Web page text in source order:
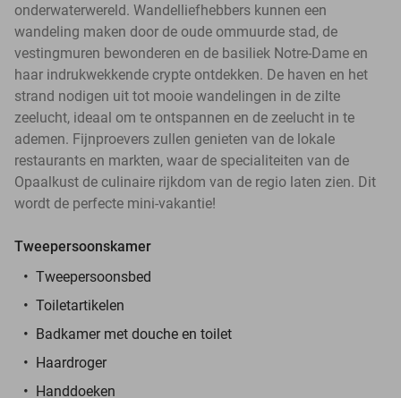
onderwaterwereld. Wandelliefhebbers kunnen een
wandeling maken door de oude ommuurde stad, de
vestingmuren bewonderen en de basiliek Notre-Dame en
haar indrukwekkende crypte ontdekken. De haven en het
strand nodigen uit tot mooie wandelingen in de zilte
zeelucht, ideaal om te ontspannen en de zeelucht in te
ademen. Fijnproevers zullen genieten van de lokale
restaurants en markten, waar de specialiteiten van de
Opaalkust de culinaire rijkdom van de regio laten zien. Dit
wordt de perfecte mini-vakantie!
Tweepersoonskamer
Tweepersoonsbed
Toiletartikelen
Badkamer met douche en toilet
Haardroger
Handdoeken